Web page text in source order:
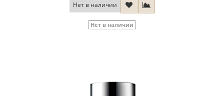
Нет в наличии
Нет в наличии